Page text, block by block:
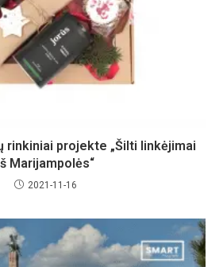
rinkiniai projekte „Šilti linkėjimai
Marijampolės“
2021-11-16